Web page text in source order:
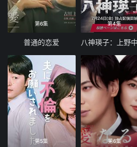
第6集
普通的恋爱
第4集
第5集 第6集